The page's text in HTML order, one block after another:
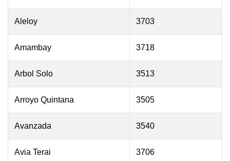
Aleloy 3703
Amambay 3718
Arbol Solo 3513
Arroyo Quintana 3505
Avanzada 3540
Avia Terai 3706